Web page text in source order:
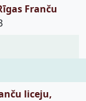
Franču
liceju,